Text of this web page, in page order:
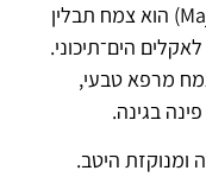
הזעתר (Hyssop או Majorana syriaca) הוא צמח תבלין
הים־תיכוני.
מרפא טבעי,
בגינה.
היטב.